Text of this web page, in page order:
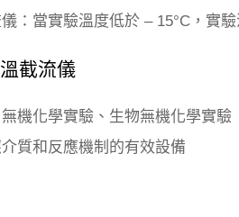
：當實驗溫度低於 – 15°C，實
截流儀
無機化學實驗、生物無機化學實驗
質和反應機制的有效設備